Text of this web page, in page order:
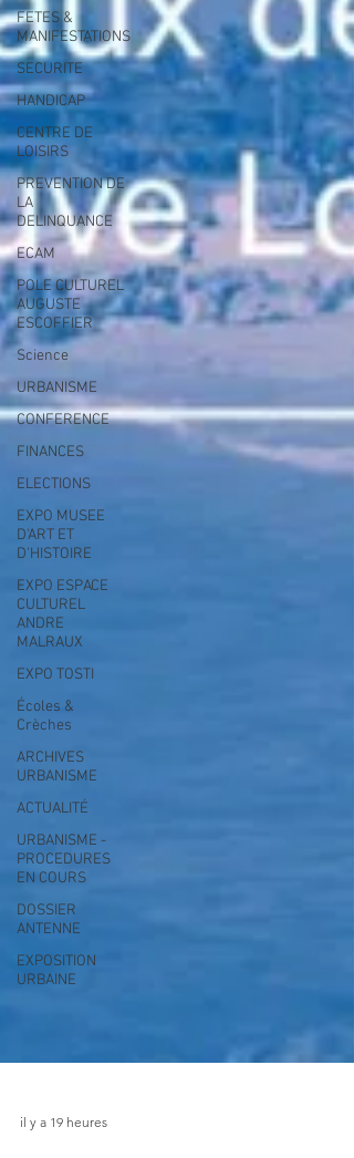
FETES &
MANIFESTATIONS
SECURITE
HANDICAP
CENTRE DE
LOISIRS
PREVENTION DE
LA
DELINQUANCE
ECAM
POLE CULTUREL
AUGUSTE
ESCOFFIER
Science
URBANISME
CONFERENCE
FINANCES
ELECTIONS
EXPO MUSEE
D'ART ET
D'HISTOIRE
EXPO ESPACE
CULTUREL
ANDRE
MALRAUX
EXPO TOSTI
Écoles &
Crèches
ARCHIVES
URBANISME
ACTUALITÉ
URBANISME -
PROCEDURES
EN COURS
DOSSIER
ANTENNE
EXPOSITION
URBAINE